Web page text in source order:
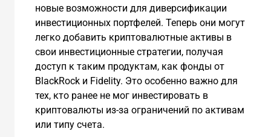
новые возможности для диверсификации
инвестиционных портфелей. Теперь они могут
легко добавить криптовалютные активы в
свои инвестиционные стратегии, получая
доступ к таким продуктам, как фонды от
BlackRock и Fidelity. Это особенно важно для
тех, кто ранее не мог инвестировать в
криптовалюты из-за ограничений по активам
или типу счета.